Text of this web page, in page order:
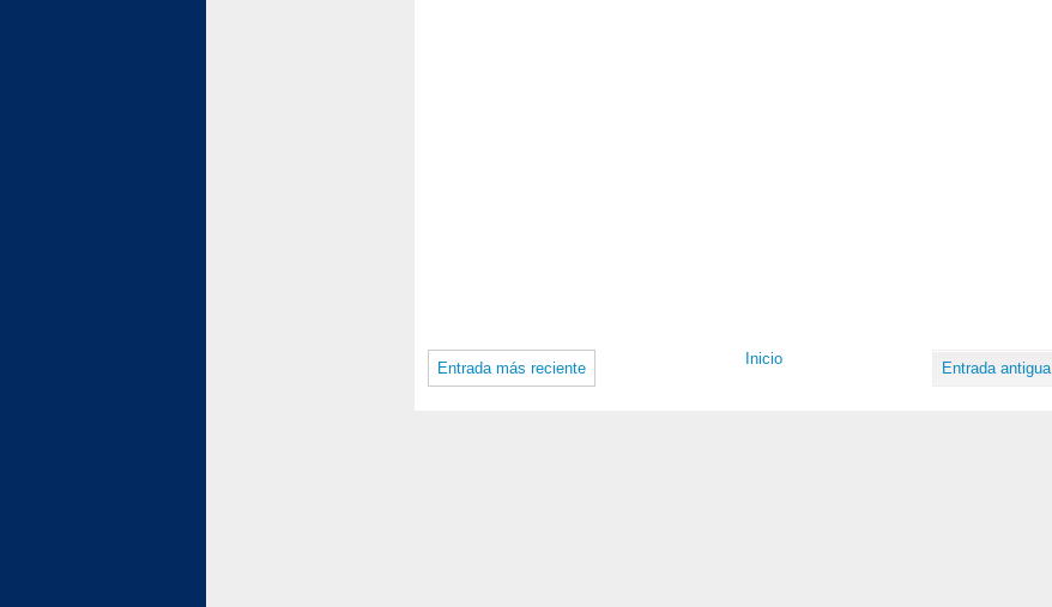
Entrada más reciente Entrada antigua
Inicio